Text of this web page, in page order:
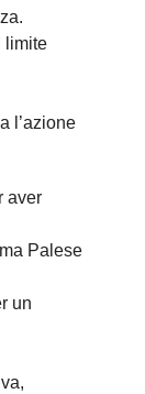
limite
l’azione
aver
Palese
un